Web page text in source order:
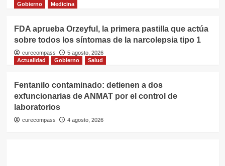
Gobierno
Medicina
FDA aprueba Orzeyful, la primera pastilla que actúa
sobre todos los síntomas de la narcolepsia tipo 1
curecompass
5 agosto, 2026
Actualidad
Gobierno Salud
Fentanilo contaminado: detienen a dos
exfuncionarias de ANMAT por el control de
laboratorios
curecompass 4 agosto, 2026